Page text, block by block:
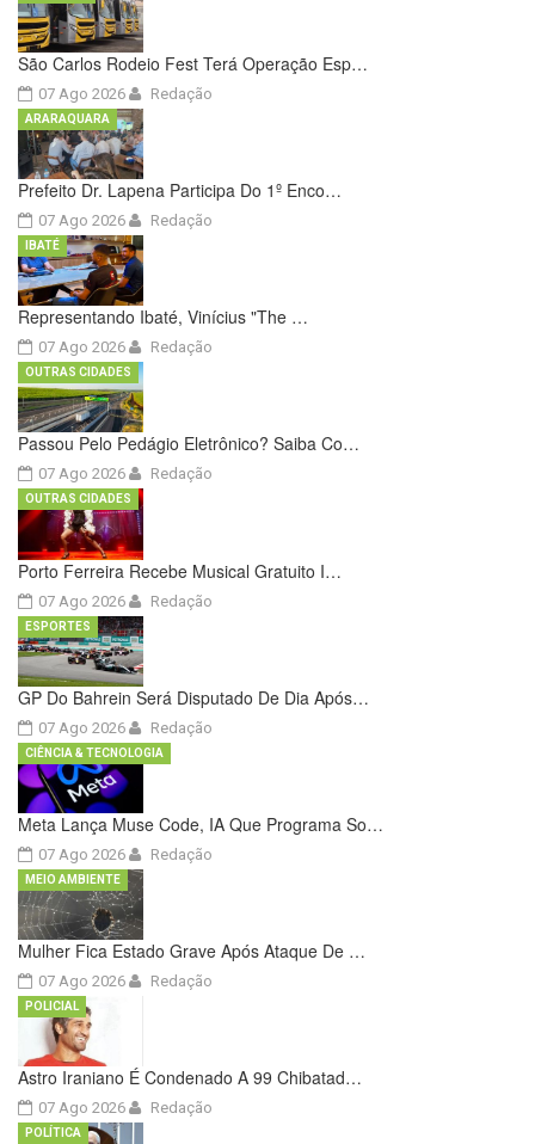
São Carlos Rodeio Fest Terá Operação Esp…
07 Ago 2026 Redação
Prefeito Dr. Lapena Participa Do 1º Enco…
07 Ago 2026
ARARAQUARA
Redação
Representando Ibaté, Vinícius "The …
07 Ago 2026
IBATÉ
Redação
Passou Pelo Pedágio Eletrônico? Saiba Co…
07 Ago 2026
OUTRAS CIDADES
Redação
Porto Ferreira Recebe Musical Gratuito I…
07 Ago 2026
OUTRAS CIDADES
Redação
GP Do Bahrein Será Disputado De Dia Após…
07 Ago 2026
ESPORTES
Redação
Meta Lança Muse Code, IA Que Programa So…
07 Ago 2026
CIÊNCIA & TECNOLOGIA
Redação
Mulher Fica Estado Grave Após Ataque De …
07 Ago 2026
MEIO AMBIENTE
Redação
Astro Iraniano É Condenado A 99 Chibatad…
07 Ago 2026
POLICIAL
Redação
POLÍTICA